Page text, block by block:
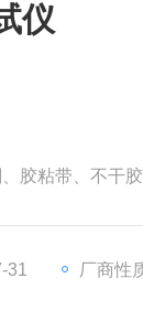
仪
胶粘带、不干
31 厂商性